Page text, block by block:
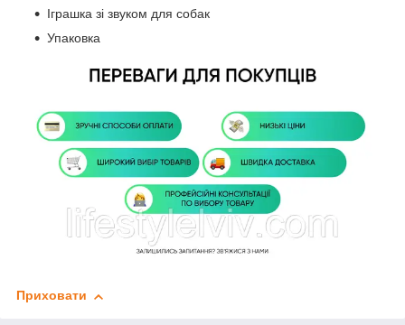
Іграшка зі звуком для собак
Упаковка
Приховати